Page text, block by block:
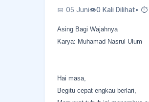
📅 05 Juni👁0 Kali Dilihat• ⏱
Asing Bagi Wajahnya
Karya: Muhamad Nasrul Ulum
Hai masa,
Begitu cepat engkau berlari,